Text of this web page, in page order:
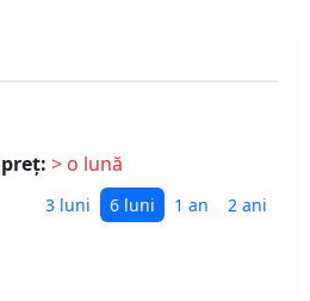
> o lună
3 luni 6 luni 1 an 2 ani